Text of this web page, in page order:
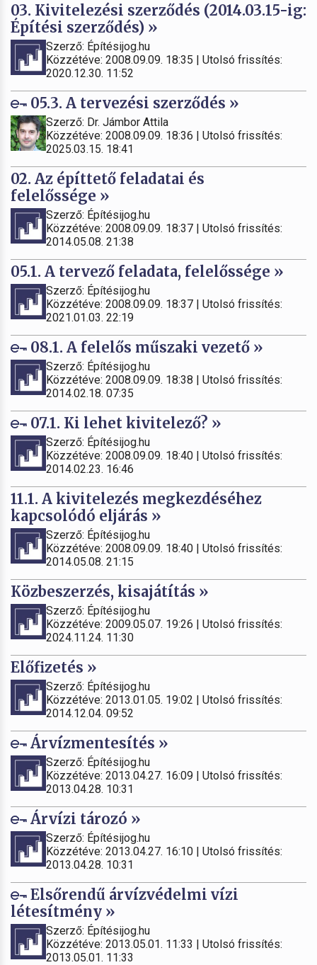
03. Kivitelezési szerződés (2014.03.15-ig:
Építési szerződés) »
Szerző: Építésijog.hu
Közzétéve: 2008.09.09. 18:35 | Utolsó frissítés:
2020.12.30. 11:52
05.3. A tervezési szerződés »
Szerző: Dr. Jámbor Attila
Közzétéve: 2008.09.09. 18:36 | Utolsó frissítés:
2025.03.15. 18:41
02. Az építtető feladatai és
felelőssége »
Szerző: Építésijog.hu
Közzétéve: 2008.09.09. 18:37 | Utolsó frissítés:
2014.05.08. 21:38
05.1. A tervező feladata, felelőssége »
Szerző: Építésijog.hu
Közzétéve: 2008.09.09. 18:37 | Utolsó frissítés:
2021.01.03. 22:19
08.1. A felelős műszaki vezető »
Szerző: Építésijog.hu
Közzétéve: 2008.09.09. 18:38 | Utolsó frissítés:
2014.02.18. 07:35
07.1. Ki lehet kivitelező? »
Szerző: Építésijog.hu
Közzétéve: 2008.09.09. 18:40 | Utolsó frissítés:
2014.02.23. 16:46
11.1. A kivitelezés megkezdéséhez
kapcsolódó eljárás »
Szerző: Építésijog.hu
Közzétéve: 2008.09.09. 18:40 | Utolsó frissítés:
2014.05.08. 21:15
Közbeszerzés, kisajátítás »
Szerző: Építésijog.hu
Közzétéve: 2009.05.07. 19:26 | Utolsó frissítés:
2024.11.24. 11:30
Előfizetés »
Szerző: Építésijog.hu
Közzétéve: 2013.01.05. 19:02 | Utolsó frissítés:
2014.12.04. 09:52
Árvízmentesítés »
Szerző: Építésijog.hu
Közzétéve: 2013.04.27. 16:09 | Utolsó frissítés:
2013.04.28. 10:31
Árvízi tározó »
Szerző: Építésijog.hu
Közzétéve: 2013.04.27. 16:10 | Utolsó frissítés:
2013.04.28. 10:31
Elsőrendű árvízvédelmi vízi
létesítmény »
Szerző: Építésijog.hu
Közzétéve: 2013.05.01. 11:33 | Utolsó frissítés:
2013.05.01. 11:33